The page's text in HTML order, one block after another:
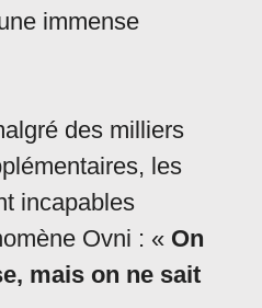
immense
des milliers
les
incapables
Ovni : « On
mais on ne sait